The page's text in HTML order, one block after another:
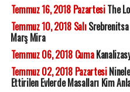
Temmuz 16, 2018 PazartesiThe
Temmuz 10, 2018 Salı
Marş Mira
Temmuz 06, 2018 Cuma
Temmuz 02, 2018 Pazartesi
Ettirilen Evlerde Masalları Kim